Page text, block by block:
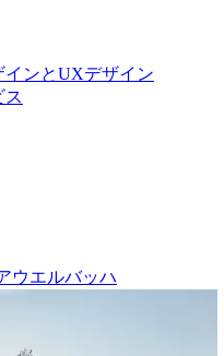
インとUXデザイン
ス
ウエルバッハ